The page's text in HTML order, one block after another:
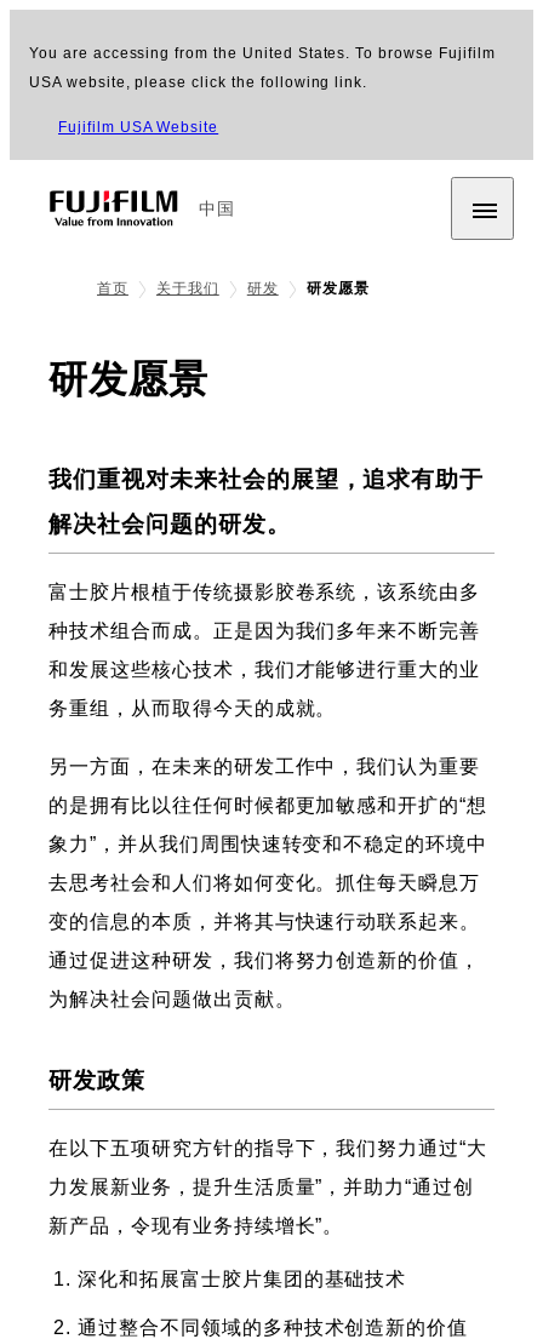
You are accessing from the United States. To browse Fujifilm
USA website, please click the following link.
Fujifilm USA Website
中国
首页 关于我们 研发 研发愿景
研发愿景
我们重视对未来社会的展望，追求有助于
解决社会问题的研发。
富士胶片根植于传统摄影胶卷系统，该系统由多
种技术组合而成。正是因为我们多年来不断完善
和发展这些核心技术，我们才能够进行重大的业
务重组，从而取得今天的成就。
另一方面，在未来的研发工作中，我们认为重要
的是拥有比以往任何时候都更加敏感和开扩的“想
象力”，并从我们周围快速转变和不稳定的环境中
去思考社会和人们将如何变化。抓住每天瞬息万
变的信息的本质，并将其与快速行动联系起来。
通过促进这种研发，我们将努力创造新的价值，
为解决社会问题做出贡献。
研发政策
在以下五项研究方针的指导下，我们努力通过“大
力发展新业务，提升生活质量”，并助力“通过创
新产品，令现有业务持续增长”。
深化和拓展富士胶片集团的基础技术
通过整合不同领域的多种技术创造新的价值